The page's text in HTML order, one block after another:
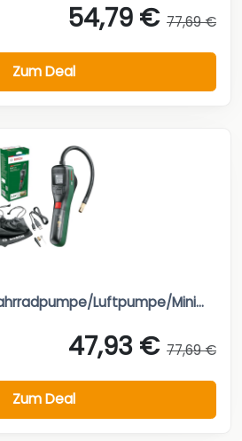
54,79 € 77,69 €
Zum Deal
Luftpumpe/Mini...
47,93 € 77,69 €
Zum Deal